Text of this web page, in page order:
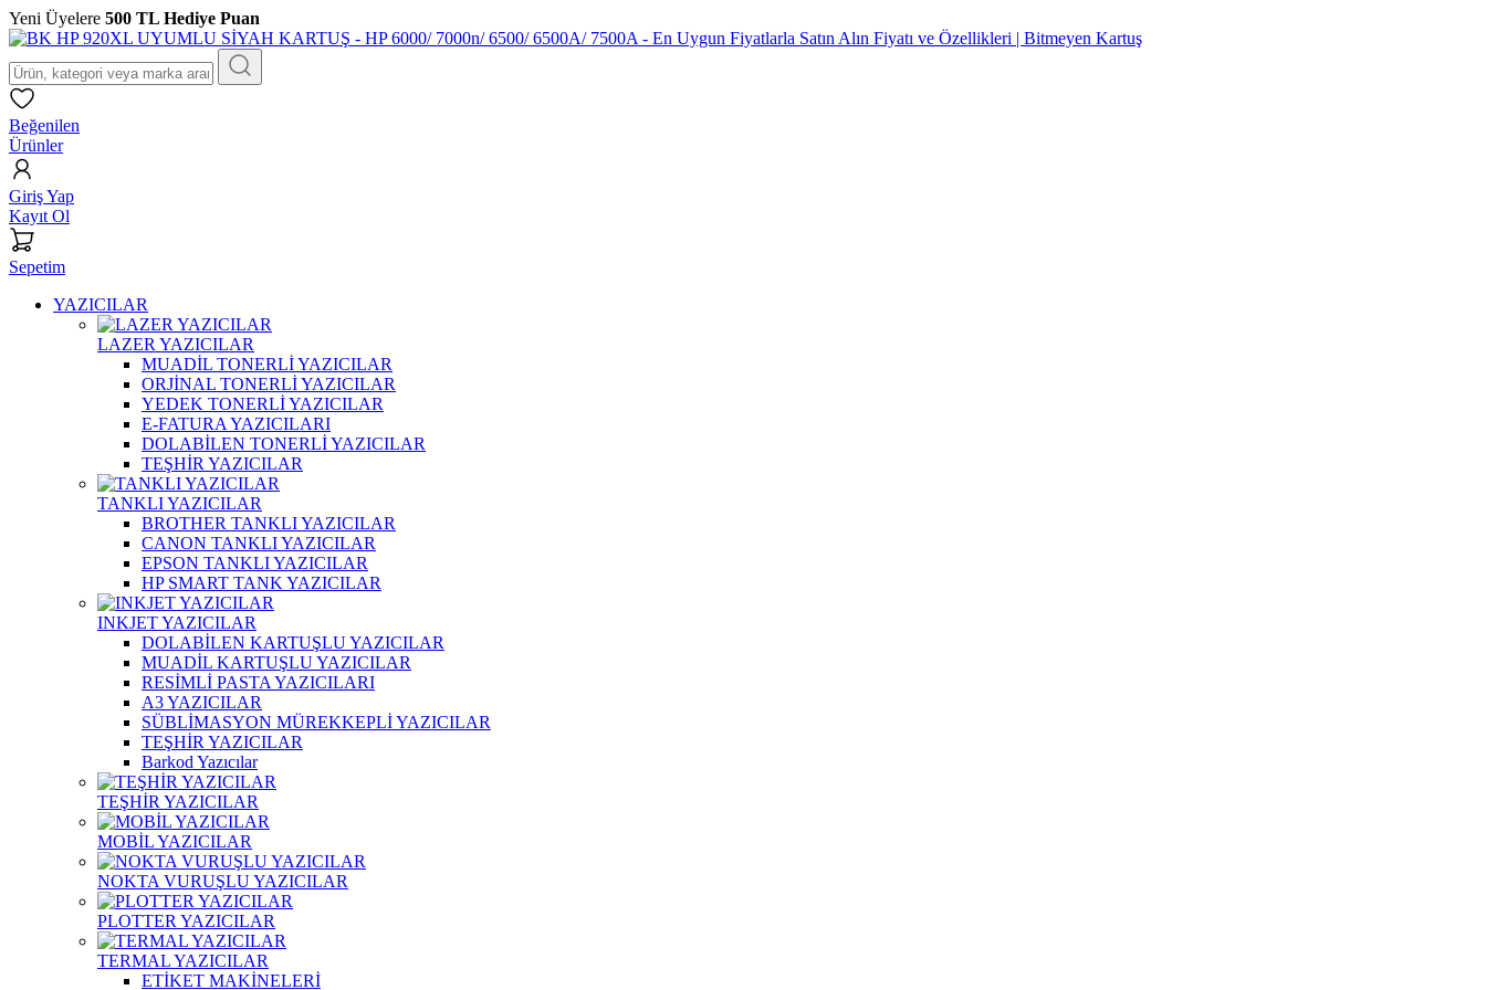
Yeni Üyelere 500 TL Hediye Puan
Beğenilen
Ürünler
Giriş Yap
Kayıt Ol
Sepetim
YAZICILAR
LAZER YAZICILAR
MUADİL TONERLİ YAZICILAR
ORJİNAL TONERLİ YAZICILAR
YEDEK TONERLİ YAZICILAR
E-FATURA YAZICILARI
DOLABİLEN TONERLİ YAZICILAR
TEŞHİR YAZICILAR
TANKLI YAZICILAR
BROTHER TANKLI YAZICILAR
CANON TANKLI YAZICILAR
EPSON TANKLI YAZICILAR
HP SMART TANK YAZICILAR
INKJET YAZICILAR
DOLABİLEN KARTUŞLU YAZICILAR
MUADİL KARTUŞLU YAZICILAR
RESİMLİ PASTA YAZICILARI
A3 YAZICILAR
SÜBLİMASYON MÜREKKEPLİ YAZICILAR
TEŞHİR YAZICILAR
Barkod Yazıcılar
TEŞHİR YAZICILAR
MOBİL YAZICILAR
NOKTA VURUŞLU YAZICILAR
PLOTTER YAZICILAR
TERMAL YAZICILAR
ETİKET MAKİNELERİ